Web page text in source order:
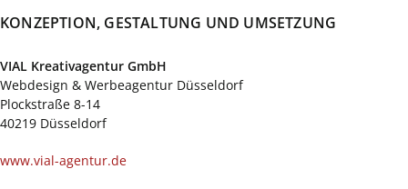
KONZEPTION, GESTALTUNG UND UMSETZUNG
VIAL Kreativagentur GmbH
Webdesign & Werbeagentur Düsseldorf
Plockstraße 8-14
40219 Düsseldorf
www.vial-agentur.de